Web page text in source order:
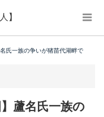
】
氏一族の争いが猪苗代湖畔で
蘆名氏一族の